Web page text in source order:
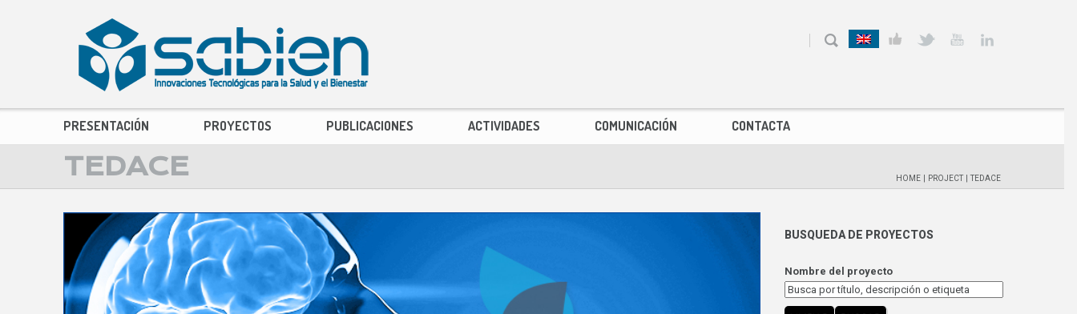
PRESENTACIÓN PROYECTOS PUBLICACIONES ACTIVIDADES COMUNICACIÓN CONTACTA
TEDACE HOME PROJECT TEDACE
BUSQUEDA DE PROYECTOS
Nombre del proyecto